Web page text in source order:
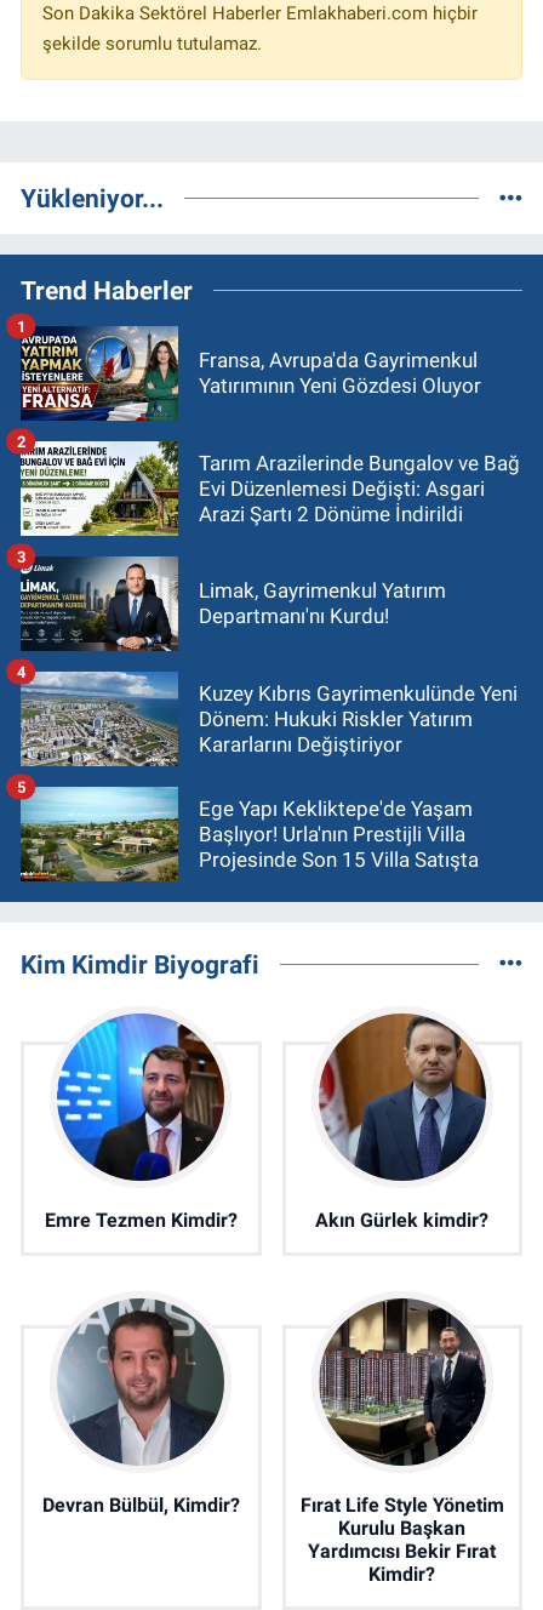
Son Dakika Sektörel Haberler Emlakhaberi.com hiçbir
şekilde sorumlu tutulamaz.
Yükleniyor...
Trend Haberler
Fransa, Avrupa'da Gayrimenkul
Yatırımının Yeni Gözdesi Oluyor
1
Tarım Arazilerinde Bungalov ve Bağ
Evi Düzenlemesi Değişti: Asgari
Arazi Şartı 2 Dönüme İndirildi
2
Limak, Gayrimenkul Yatırım
Departmanı'nı Kurdu!
3
Kuzey Kıbrıs Gayrimenkulünde Yeni
Dönem: Hukuki Riskler Yatırım
Kararlarını Değiştiriyor
4
Ege Yapı Kekliktepe'de Yaşam
Başlıyor! Urla'nın Prestijli Villa
Projesinde Son 15 Villa Satışta
5
Kim Kimdir Biyografi
Emre Tezmen Kimdir? Akın Gürlek kimdir?
Devran Bülbül, Kimdir?
Fırat Life Style Yönetim
Kurulu Başkan
Yardımcısı Bekir Fırat
Kimdir?